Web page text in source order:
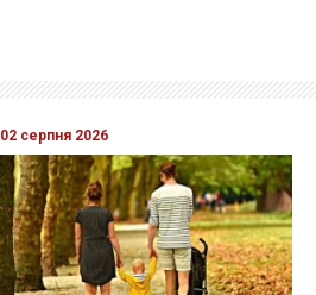
02 серпня 2026